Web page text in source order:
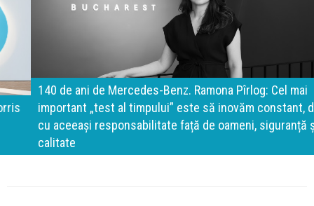
140 de ani de Mercedes-Benz. Ramona Pîrlog: Cel mai
important „test al timpului” este să inovăm constant, dar
cu aceeași responsabilitate față de oameni, siguranță și
calitate